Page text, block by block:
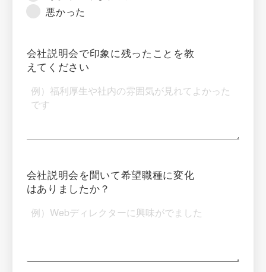
悪かった
会社説明会で印象に残ったことを教
えてください
会社説明会を聞いて希望職種に変化
はありましたか？